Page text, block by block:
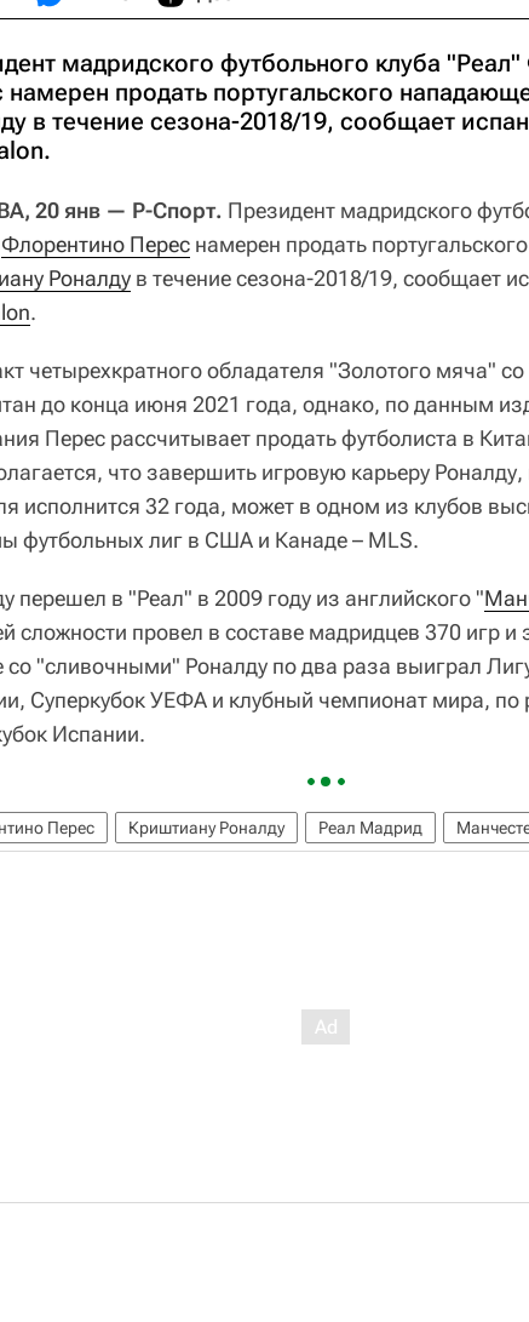
мадридского футбольного клуба
намерен продать португальского
в течение сезона-2018/19, сообщает
20 янв — Р-Спорт. Президент мадридского
Флорентино Перес намерен продать
Роналду в течение сезона-2018/19, сообщает
.
четырехкратного обладателя "Золотого мяча"
до конца июня 2021 года, однако, по данным
Перес рассчитывает продать футболиста в
что завершить игровую карьеру
исполнится 32 года, может в одном из клубов
футбольных лиг в США и Канаде – MLS.
перешел в "Реал" в 2009 году из английского "
сложности провел в составе мадридцев 370 игр и
со "сливочными" Роналду по два раза выиграл
Суперкубок УЕФА и клубный чемпионат мира, по
Испании.
Перес Криштиану Роналду Реал Мадрид